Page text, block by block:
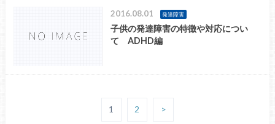
2016.08.01 発達障害
子供の発達障害の特徴や対応につい
て ADHD編
1 2 >